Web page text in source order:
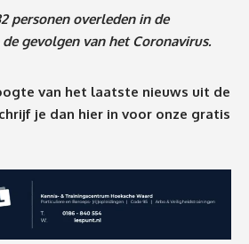
personen overleden in de
gevolgen van het Coronavirus.
van het laatste nieuws uit de
je dan hier in voor onze gratis